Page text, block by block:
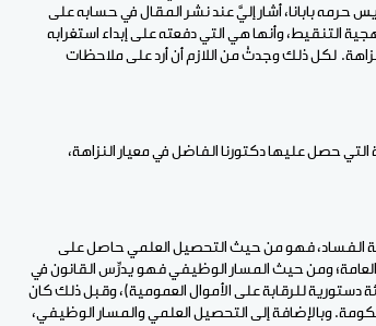
بابانا، أشار إليَّ عند نشر المقال في حسابه على
التنقيط، وأنها هي التي دفعته على إبداء استغرابه
لكل ذلك وجدتُ من اللازم أن أرد على ملاحظات
حصل عليها دكتورنا الفاضل في معيار النزاهة،
الفساد، فهو من حيث التحصيل العلمي حاصل على
العامة؛ ومن حيث المسار الوظيفي فهو يدرِّس القانون في
للرقابة على الأموال العمومية)، وقبل ذلك كان
وبالإضافة إلى التحصيل العلمي والمسار الوظيفي،